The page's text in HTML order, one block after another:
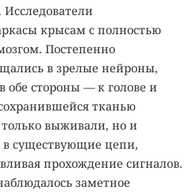
крысам с полностью
Постепенно
в зрелые нейроны,
обе стороны — к голове и
тканью
выживали, но и
в существующие цепи,
прохождение сигналов.
заметное